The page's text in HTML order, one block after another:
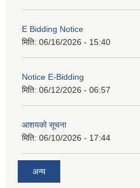
E Bidding Notice
मिति: 06/16/2026 - 15:40
Notice E-Bidding
मिति: 06/12/2026 - 06:57
आशयको सूचना
मिति: 06/10/2026 - 17:44
अन्य